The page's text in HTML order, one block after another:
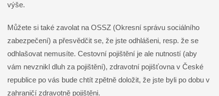
výše.
Můžete si také zavolat na OSSZ (Okresní správu sociálního
zabezpečení) a přesvědčit se, že jste odhlášeni, resp. že se
odhlašovat nemusíte. Cestovní pojištění je ale nutností (aby
vám nevznikl dluh za pojištění), zdravotní pojišťovna v České
republice po vás bude chtít zpětně doložit, že jste byli po dobu v
zahraničí zdravotně pojištěni.